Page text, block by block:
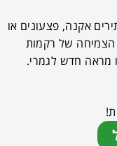
אקנה, פצעונים או
הצמיחה של רקמות
מראה חדש לגמרי.